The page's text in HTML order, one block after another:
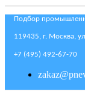
Подбор
119435, г. Москва,
+7 (495) 492-67-70